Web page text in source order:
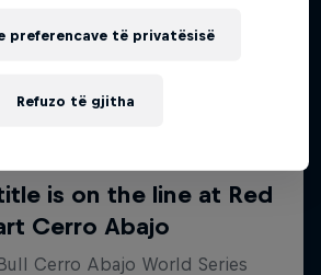
Refuzo të gjitha
preferencave të privatësisë